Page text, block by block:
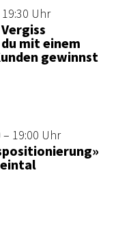
Uhr
mit einem
gewinnst
19:00 Uhr